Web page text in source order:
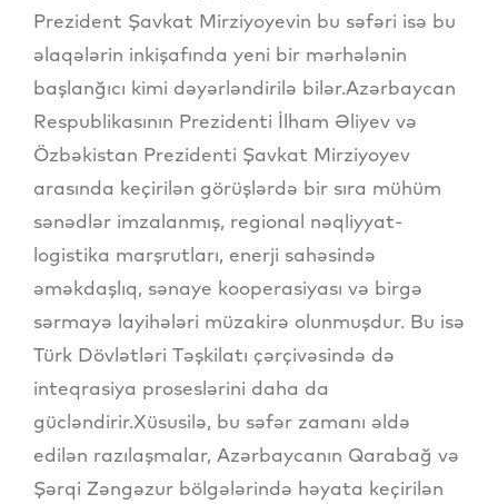
Prezident Şavkat Mirziyoyevin bu səfəri isə bu
əlaqələrin inkişafında yeni bir mərhələnin
başlanğıcı kimi dəyərləndirilə bilər.Azərbaycan
Respublikasının Prezidenti İlham Əliyev və
Özbəkistan Prezidenti Şavkat Mirziyoyev
arasında keçirilən görüşlərdə bir sıra mühüm
sənədlər imzalanmış, regional nəqliyyat-
logistika marşrutları, enerji sahəsində
əməkdaşlıq, sənaye kooperasiyası və birgə
sərmayə layihələri müzakirə olunmuşdur. Bu isə
Türk Dövlətləri Təşkilatı çərçivəsində də
inteqrasiya proseslərini daha da
gücləndirir.Xüsusilə, bu səfər zamanı əldə
edilən razılaşmalar, Azərbaycanın Qarabağ və
Şərqi Zəngəzur bölgələrində həyata keçirilən